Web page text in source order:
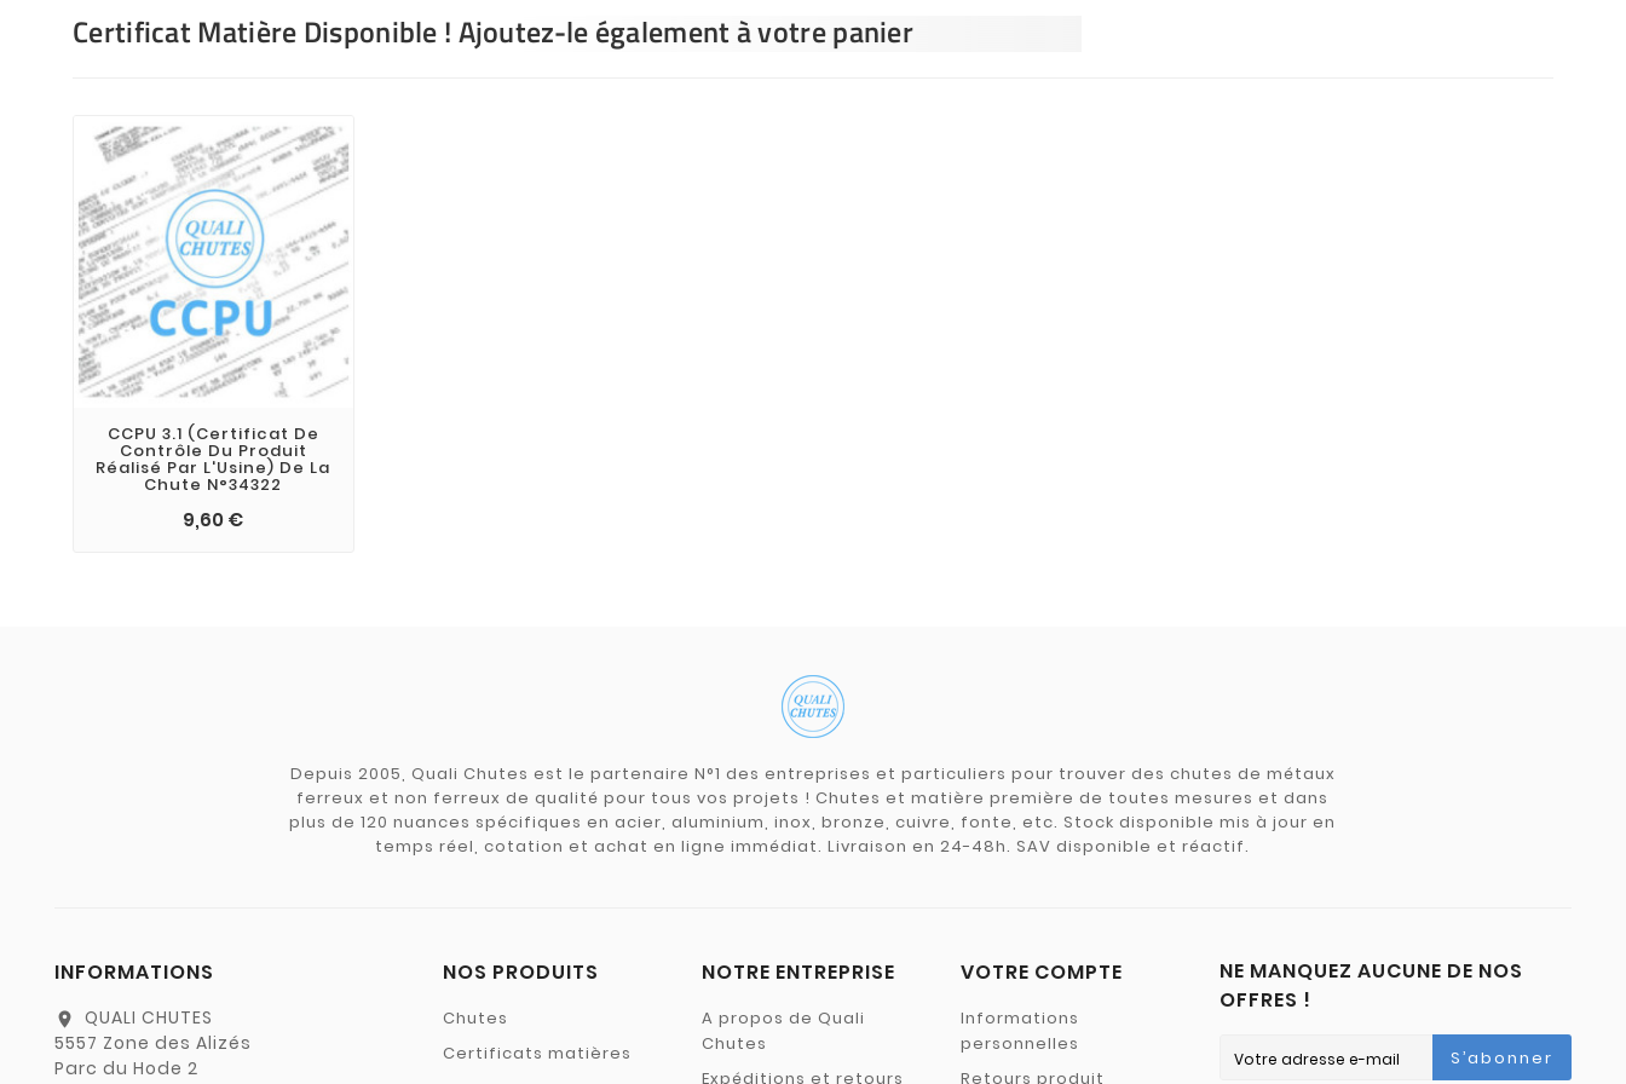
Certificat Matière Disponible ! Ajoutez-le également à votre panier
CCPU 3.1 (Certificat De
Contrôle Du Produit
Réalisé Par L'Usine) De La
Chute N°34322
9,60 €
Depuis 2005, Quali Chutes est le partenaire N°1 des entreprises et particuliers pour trouver des chutes de métaux
ferreux et non ferreux de qualité pour tous vos projets ! Chutes et matière première de toutes mesures et dans
plus de 120 nuances spécifiques en acier, aluminium, inox, bronze, cuivre, fonte, etc. Stock disponible mis à jour en
temps réel, cotation et achat en ligne immédiat. Livraison en 24-48h. SAV disponible et réactif.
INFORMATIONS
location_on
QUALI CHUTES
5557 Zone des Alizés
Parc du Hode 2
NOS PRODUITS
Chutes
Certificats matières
NOTRE ENTREPRISE
A propos de Quali
Chutes
Expéditions et retours
VOTRE COMPTE
Informations
personnelles
Retours produit
NE MANQUEZ AUCUNE DE NOS
OFFRES !
S’abonner